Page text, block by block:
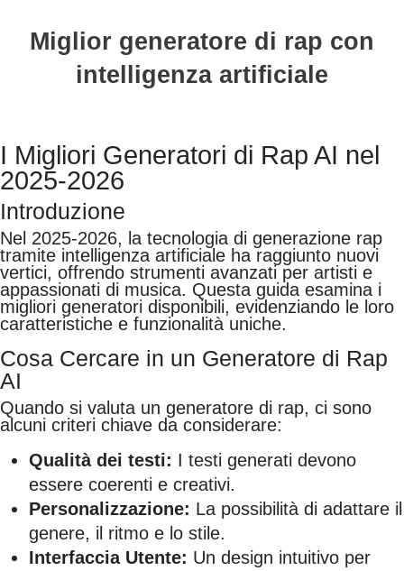
Miglior generatore di rap con
intelligenza artificiale
I Migliori Generatori di Rap AI nel
2025-2026
Introduzione
Nel 2025-2026, la tecnologia di generazione rap
tramite intelligenza artificiale ha raggiunto nuovi
vertici, offrendo strumenti avanzati per artisti e
appassionati di musica. Questa guida esamina i
migliori generatori disponibili, evidenziando le loro
caratteristiche e funzionalità uniche.
Cosa Cercare in un Generatore di Rap
AI
Quando si valuta un generatore di rap, ci sono
alcuni criteri chiave da considerare:
Qualità dei testi: I testi generati devono
essere coerenti e creativi.
Personalizzazione: La possibilità di adattare il
genere, il ritmo e lo stile.
Interfaccia Utente: Un design intuitivo per